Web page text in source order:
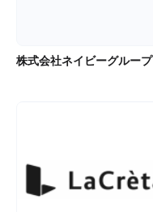
株式会社ネイビーグループ